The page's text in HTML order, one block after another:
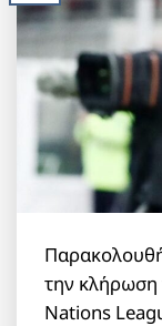
την κλήρωση
Nations